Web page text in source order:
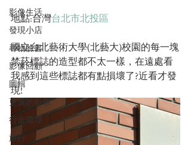
影像生活
發現小店
尋物臉書
影像回顧
圖輯
更廣的影像
行走環境
旅行
地點:台灣台北市北投區
國立台北藝術大學(北藝大)校園的每一塊
禁菸標誌的造型都不太一樣，在遠處看
我感到這些標誌都有點損壞了?近看才發
現!